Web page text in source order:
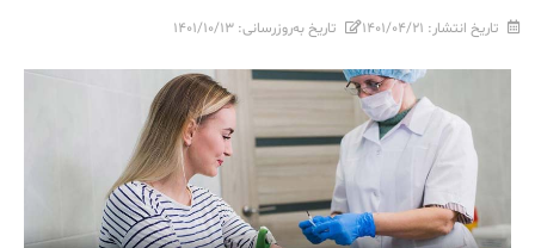
تاریخ انتشار: ۱۴۰۱/۰۴/۲۱ تاریخ به‌روزرسانی: ۱۴۰۱/۱۰/۱۳